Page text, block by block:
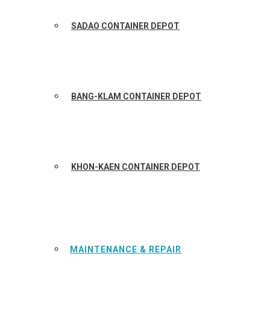
SADAO CONTAINER DEPOT
BANG-KLAM CONTAINER DEPOT
KHON-KAEN CONTAINER DEPOT
MAINTENANCE & REPAIR